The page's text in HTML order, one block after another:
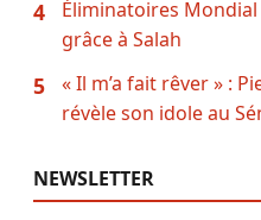
4
Éliminatoires Mondial
grâce à Salah
5
« Il m’a fait rêver » :
révèle son idole au
NEWSLETTER